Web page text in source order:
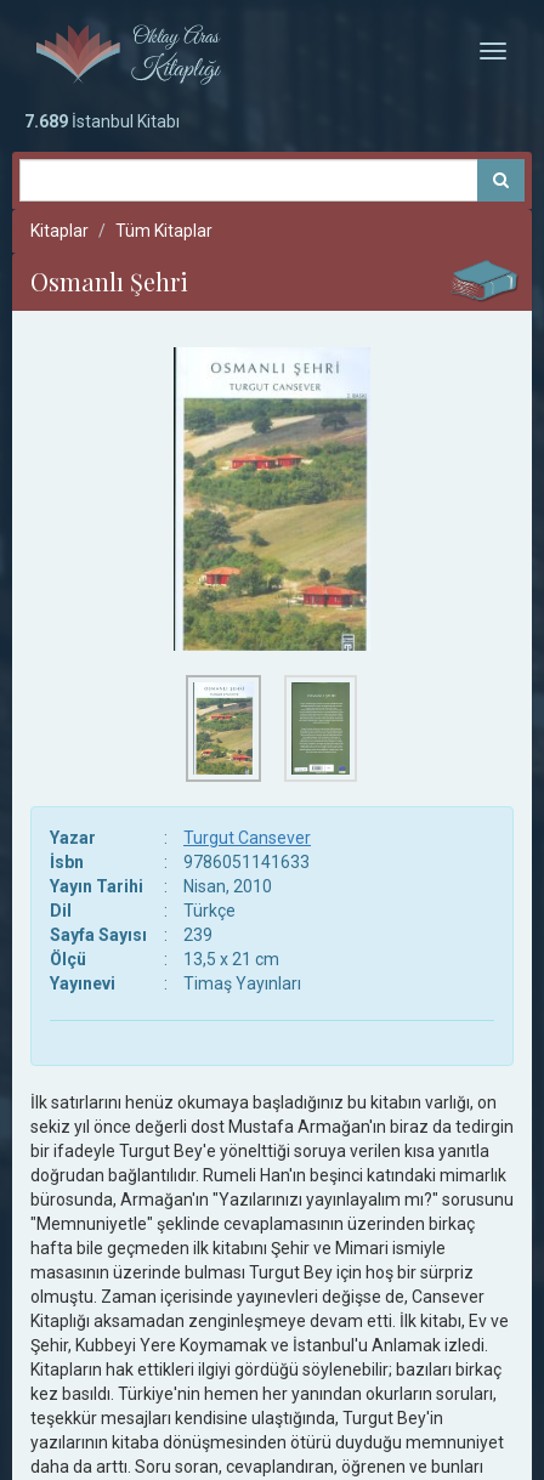
Toggle
7.689 İstanbul Kitabı
Kitaplar Tüm Kitaplar
Osmanlı Şehri
Yazar :
Turgut Cansever
İsbn
:
9786051141633
Yayın Tarihi
:
Nisan, 2010
Dil
:
Türkçe
Sayfa Sayısı
:
239
Ölçü
:
13,5 x 21 cm
Yayınevi
: Timaş Yayınları
İlk satırlarını henüz okumaya başladığınız bu kitabın varlığı, on
sekiz yıl önce değerli dost Mustafa Armağan'ın biraz da tedirgin
bir ifadeyle Turgut Bey'e yönelttiği soruya verilen kısa yanıtla
doğrudan bağlantılıdır. Rumeli Han'ın beşinci katındaki mimarlık
bürosunda, Armağan'ın "Yazılarınızı yayınlayalım mı?" sorusunu
"Memnuniyetle" şeklinde cevaplamasının üzerinden birkaç
hafta bile geçmeden ilk kitabını Şehir ve Mimari ismiyle
masasının üzerinde bulması Turgut Bey için hoş bir sürpriz
olmuştu. Zaman içerisinde yayınevleri değişse de, Cansever
Kitaplığı aksamadan zenginleşmeye devam etti. İlk kitabı, Ev ve
Şehir, Kubbeyi Yere Koymamak ve İstanbul'u Anlamak izledi.
Kitapların hak ettikleri ilgiyi gördüğü söylenebilir; bazıları birkaç
kez basıldı. Türkiye'nin hemen her yanından okurların soruları,
teşekkür mesajları kendisine ulaştığında, Turgut Bey'in
yazılarının kitaba dönüşmesinden ötürü duyduğu memnuniyet
daha da arttı. Soru soran, cevaplandıran, öğrenen ve bunları